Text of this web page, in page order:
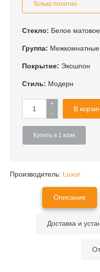
Только полотно
Стекло: Белое матовое
Группа: Межкомнатные
Покрытие: Экошпон
Стиль: Модерн
+
-
В
Купить в 1 клик
Производитель: Luxor
Описание
Доставка и